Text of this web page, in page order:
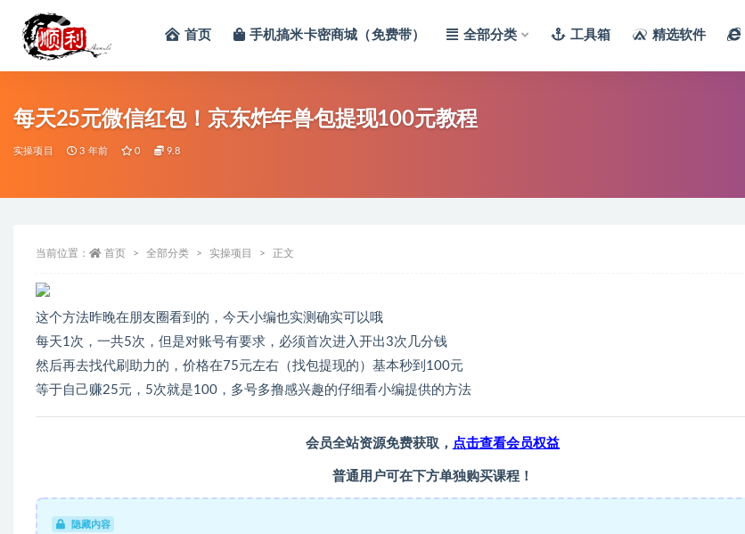
首页 手机搞米卡密商城（免费带） 全部分类 工具箱 精选软件
每天25元微信红包！京东炸年兽包提现100元教程
实操项目 3 年前 0 9.8
当前位置： 首页 全部分类 实操项目 正文
这个方法昨晚在朋友圈看到的，今天小编也实测确实可以哦
每天1次，一共5次，但是对账号有要求，必须首次进入开出3次几分钱
然后再去找代刷助力的，价格在75元左右（找包提现的）基本秒到100元
等于自己赚25元，5次就是100，多号多撸感兴趣的仔细看小编提供的方法
会员全站资源免费获取， 点击查看会员权益
普通用户可在下方单独购买课程！
隐藏内容